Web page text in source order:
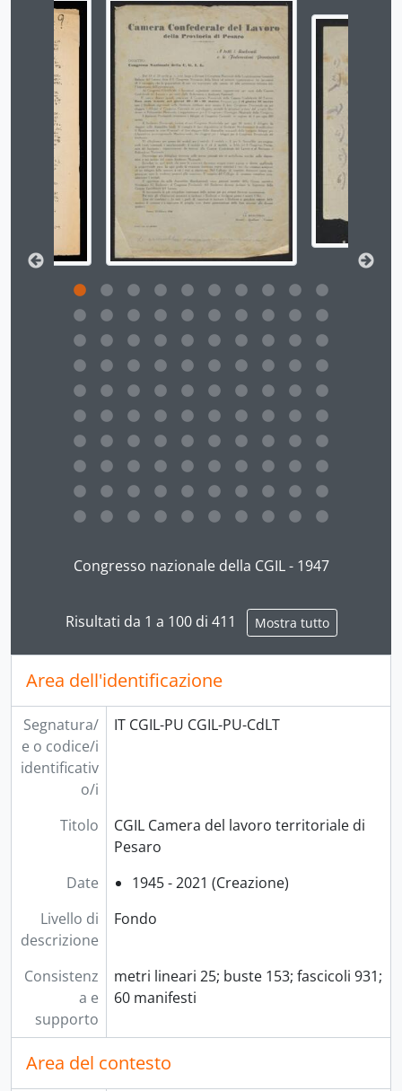
[Fondo] Fillea - Fillea - Federazione italiana lavoratori legno, edili e affini - 1958 - 2023, 1958 - 2023
[Fondo] Filcams - Filcams - Federazione italiana lavoratori commercio albergo mensa e servizi - 1949-1996, 1949-1996
[Fondo] FP - Funzione pubblica, 1961 - 2022
[Fondo] Spi - Spi - Sindacato italiano pensionati - 1961-1996, 1961-1996
[Fondo] Fiom - Fiom - Federazione impiegati operai metallurgici - 1962-2016, 1962-2016
[Fondo] Filtea - Filtea - Federazione italiana lavoratori tessili e abbigliamento - 1967-1988, 1967-1988
[Fondo] Scuola - Sindacato nazionale scuola, 1967-1975
[Fondo] Fisac - Fisac - Federazione italiana sindacale lavoratori assicurazione e credito, 1970 - 1985; 1992 - 1999; 2023
[Fondo] Fidat - Fidat - Federazione Italiana dipendenti aziende telecomunicazioni, 1961; 1970-1973
[Fondo] Filcea - Filcea - Federazione italiana lavoratori chimici e affini, 1977-1989
[Fondo] Inca - Inca - Istituto nazionale confederale assistenza - 1953-1996, 1953-1996
[Fondo] CCNL - Contratti collettivi di lavoro, 1928; 1937; 1945 - 2003
[Fondo] Fidae - Fidae - Federazione Italiana dipendenti aziende elettriche, 1970 - 1977
[Fondo] Manifesti - Manifesti, 1980 - 2021
[Fondo] Film - Film - Federazione italiana lavoratori del mare - 1945-1978; [1986?], 1945 - 1978; [1986?]
[Fondo] Autoferrotranvieri - Sindacato autoferrotranvieri - 1959-1975, 1959 - 1975
[Fondo] Fidag - Fidag - Federazione italiana dipendenti aziende gas - 1954-1977, 1954-1977
Changing the current slide of this carousel will
Congresso nazionale della CGIL - 1947
Risultati da 1 a 100 di 411 Mostra tutto
Area dell'identificazione
Segnatura/
e o codice/i
identificativ
o/i
IT CGIL-PU CGIL-PU-CdLT
Titolo
CGIL Camera del lavoro territoriale di
Pesaro
Date
1945 - 2021 (Creazione)
Livello di
descrizione
Fondo
Consistenz
a e
supporto
metri lineari 25; buste 153; fascicoli 931;
60 manifesti
Area del contesto